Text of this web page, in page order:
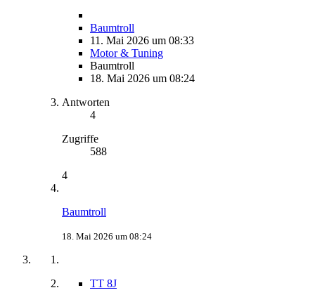
Baumtroll
11. Mai 2026 um 08:33
Motor & Tuning
Baumtroll
18. Mai 2026 um 08:24
Antworten
4
Zugriffe
588
4
Baumtroll
18. Mai 2026 um 08:24
TT 8J